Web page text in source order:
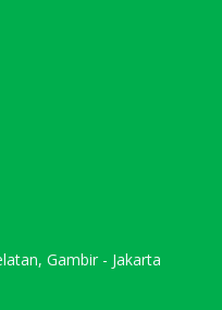
Gambir - Jakarta